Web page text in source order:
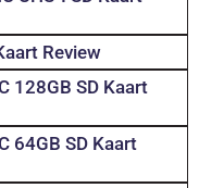
Review
128GB SD Kaart
64GB SD Kaart